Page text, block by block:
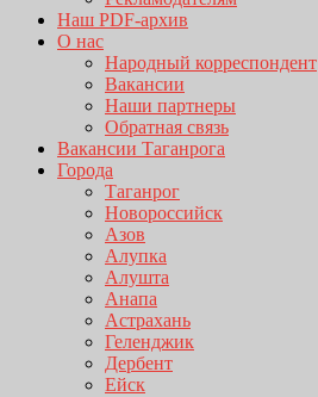
Наш PDF-архив
О нас
Народный корреспондент
Вакансии
Наши партнеры
Обратная связь
Вакансии Таганрога
Города
Таганрог
Новороссийск
Азов
Алупка
Алушта
Анапа
Астрахань
Геленджик
Дербент
Ейск